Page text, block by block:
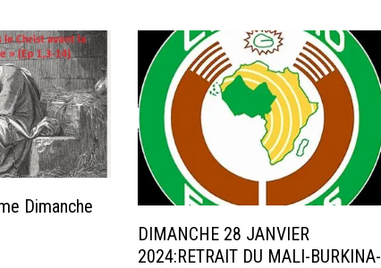
Dimanche
DIMANCHE 28 JANVIER
2024:RETRAIT DU MALI-BURKINA-